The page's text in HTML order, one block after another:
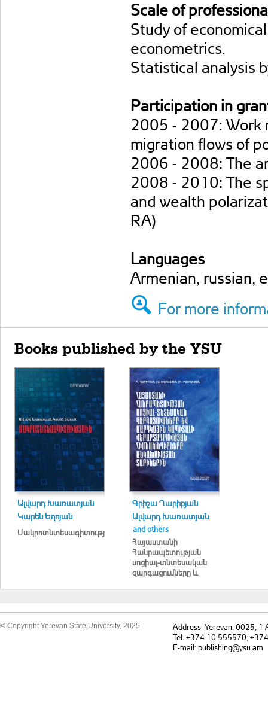
Scale of
Study of
econometrics.
Statistical analysis
Participation in
2005 - 2007: Work
migration flows of
2006 - 2008: The
2008 - 2010: The
and wealth
RA)
Languages
Armenian, russian,
For more
Books published by the YSU
Ալվարդ Խառատյան
Կարեն Եղոյան
Մակրոտնտեսագիտություն
Գրիշա Ղարիբյան
Ալվարդ Խառատյան
and others
Հայաստանի
Հանրապետության
սոցիալ-տնտեսական
զարգացումները և
վերարտադրության
անկախության
տարիներին
© Copyright Yerevan State University, 2025
Address: Yerevan, 0025, 1
Tel. +374 10 555570,
E-mail: publishing@ysu.am